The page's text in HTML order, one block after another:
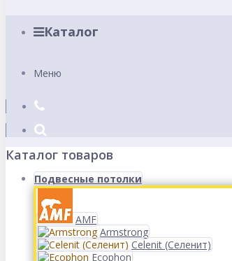
Каталог
Меню
Каталог товаров
Подвесные потолки
AMF
Armstrong
Celenit (Селенит)
Ecophon